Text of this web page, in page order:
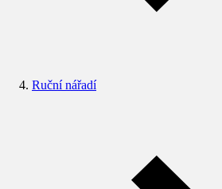
Ruční nářadí